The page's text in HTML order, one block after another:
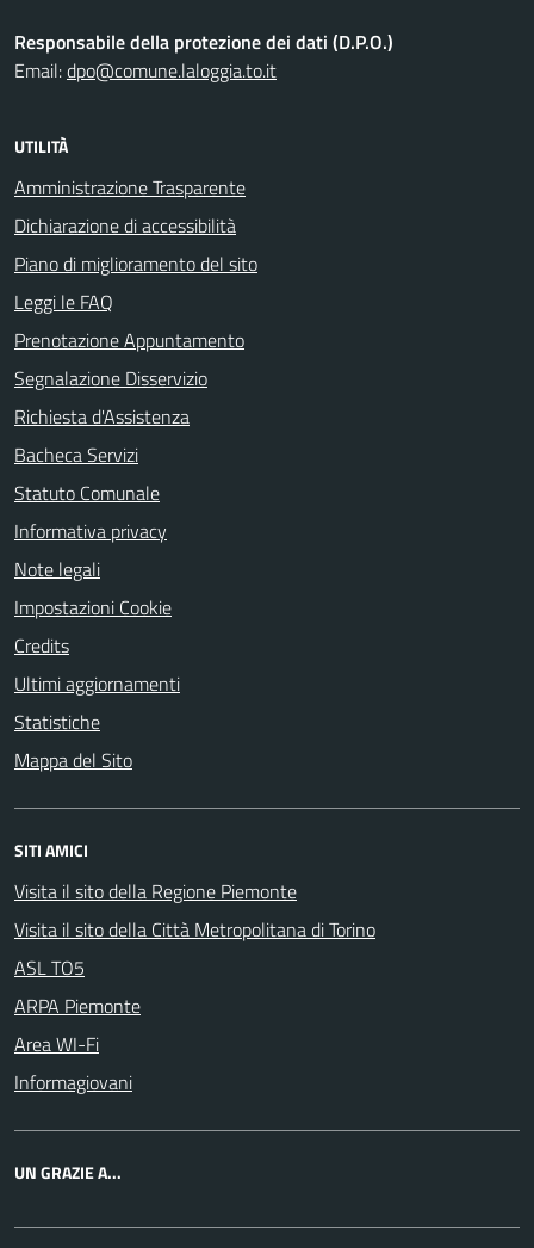
Responsabile della protezione dei dati (D.P.O.)
Email:dpo@comune.laloggia.to.it
UTILITÀ
Amministrazione Trasparente
Dichiarazione di accessibilità
Piano di miglioramento del sito
Leggi le FAQ
Prenotazione Appuntamento
Segnalazione Disservizio
Richiesta d'Assistenza
Bacheca Servizi
Statuto Comunale
Informativa privacy
Note legali
Impostazioni Cookie
Credits
Ultimi aggiornamenti
Statistiche
Mappa del Sito
SITI AMICI
Visita il sito della Regione Piemonte
Visita il sito della Città Metropolitana di Torino
ASL TO5
ARPA Piemonte
Area WI-Fi
Informagiovani
UN GRAZIE A...